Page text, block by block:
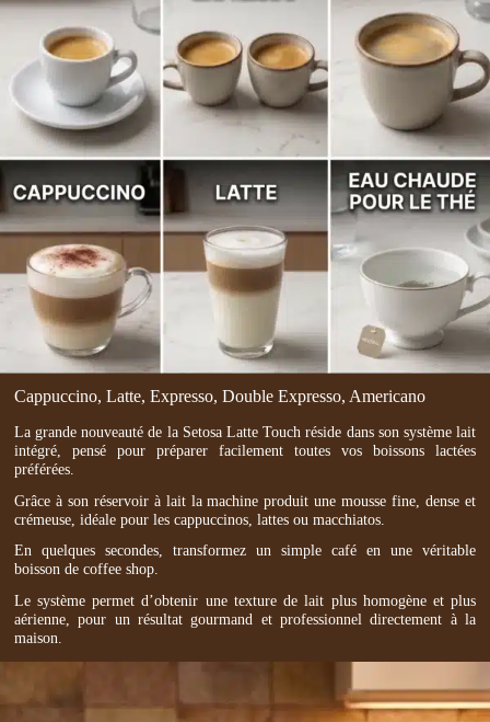
Cappuccino, Latte, Expresso, Double Expresso, Americano
La grande nouveauté de la Setosa Latte Touch réside dans son système lait
intégré, pensé pour préparer facilement toutes vos boissons lactées
préférées.
Grâce à son réservoir à lait la machine produit une mousse fine, dense et
crémeuse, idéale pour les cappuccinos, lattes ou macchiatos.
En quelques secondes, transformez un simple café en une véritable
boisson de coffee shop.
Le système permet d’obtenir une texture de lait plus homogène et plus
aérienne, pour un résultat gourmand et professionnel directement à la
maison.